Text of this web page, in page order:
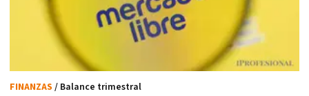
FINANZAS / Balance trimestral